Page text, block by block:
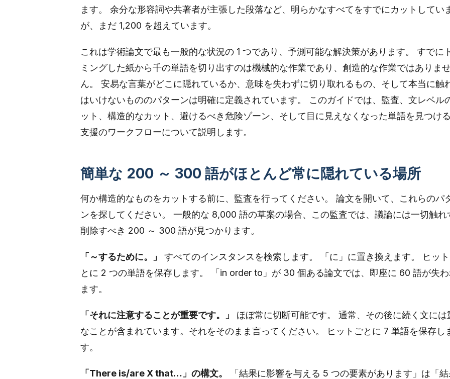
ます。 余分な形容詞や共著者が主張した段落など、明らかなすべてをすでにカットしてい
が、まだ 1,200 を超えています。
これは学術論文で最も一般的な状況の 1 つであり、予測可能な解決策があります。 すでに
ミングした紙から千の単語を切り出すのは機械的な作業であり、創造的な作業ではありま
ん。 安易な言葉がどこに隠れているか、意味を失わずに切り取れるもの、そして本当に触
はいけないもののパターンは明確に定義されています。 このガイドでは、監査、文レベル
ット、構造的なカット、避けるべき危険ゾーン、そして目に見えなくなった単語を見つけ
支援のワークフローについて説明します。
簡単な 200 ～ 300 語がほとんど常に隠れている場所
何か構造的なものをカットする前に、監査を行ってください。 論文を開いて、これらのパ
ンを探してください。 一般的な 8,000 語の草案の場合、この監査では、議論には一切触れ
削除すべき 200 ～ 300 語が見つかります。
「～するために。」
すべてのインスタンスを検索します。 「に」に置き換えます。 ヒッ
とに 2 つの単語を保存します。 「in order to」が 30 個ある論文では、即座に 60 語が失
ます。
「それに注意することが重要です。」
ほぼ常に切断可能です。 通常、その後に続く文には
なことが含まれています。それをそのまま言ってください。 ヒットごとに 7 単語を保存し
す。
「There is/are X that…」の構文。
「結果に影響を与える 5 つの要素があります」は「結